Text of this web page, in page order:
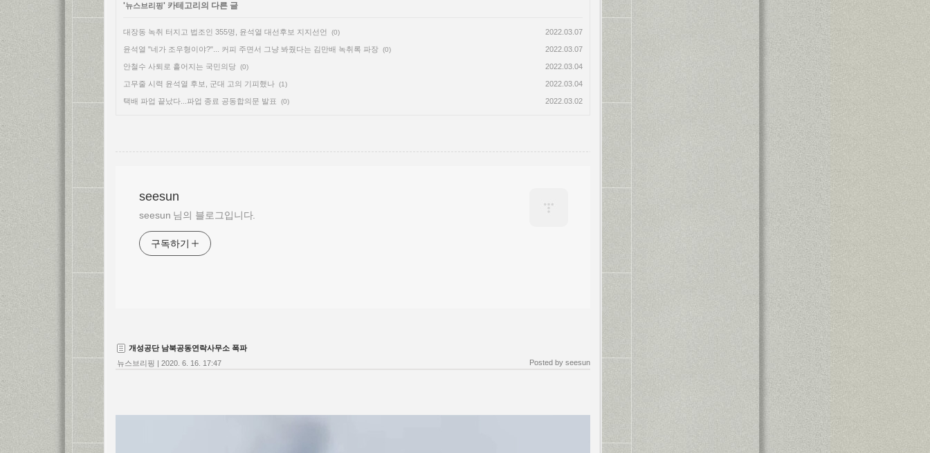
'뉴스브리핑' 카테고리의 다른 글
대장동 녹취 터지고 법조인 355명, 윤석열 대선후보 지지선언 (0) 2022.03.07
윤석열 "네가 조우형이야?"... 커피 주면서 그냥 봐줬다는 김만배 녹취록 파장 (0) 2022.03.07
안철수 사퇴로 흩어지는 국민의당 (0) 2022.03.04
고무줄 시력 윤석열 후보, 군대 고의 기피했나 (1) 2022.03.04
택배 파업 끝났다...파업 종료 공동합의문 발표 (0) 2022.03.02
seesun
seesun 님의 블로그입니다.
구독하기
개성공단 남북공동연락사무소 폭파
뉴스브리핑 | 2020. 6. 16. 17:47 Posted by seesun